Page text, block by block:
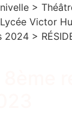
>
Victor
>